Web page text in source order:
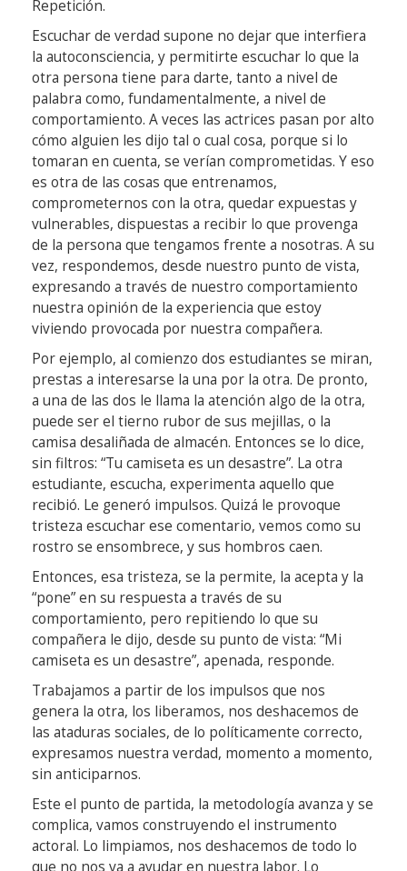
Repetición.
Escuchar de verdad supone no dejar que interfiera
la autoconsciencia, y permitirte escuchar lo que la
otra persona tiene para darte, tanto a nivel de
palabra como, fundamentalmente, a nivel de
comportamiento. A veces las actrices pasan por alto
cómo alguien les dijo tal o cual cosa, porque si lo
tomaran en cuenta, se verían comprometidas. Y eso
es otra de las cosas que entrenamos,
comprometernos con la otra, quedar expuestas y
vulnerables, dispuestas a recibir lo que provenga
de la persona que tengamos frente a nosotras. A su
vez, respondemos, desde nuestro punto de vista,
expresando a través de nuestro comportamiento
nuestra opinión de la experiencia que estoy
viviendo provocada por nuestra compañera.
Por ejemplo, al comienzo dos estudiantes se miran,
prestas a interesarse la una por la otra. De pronto,
a una de las dos le llama la atención algo de la otra,
puede ser el tierno rubor de sus mejillas, o la
camisa desaliñada de almacén. Entonces se lo dice,
sin filtros: “Tu camiseta es un desastre”. La otra
estudiante, escucha, experimenta aquello que
recibió. Le generó impulsos. Quizá le provoque
tristeza escuchar ese comentario, vemos como su
rostro se ensombrece, y sus hombros caen.
Entonces, esa tristeza, se la permite, la acepta y la
“pone” en su respuesta a través de su
comportamiento, pero repitiendo lo que su
compañera le dijo, desde su punto de vista: “Mi
camiseta es un desastre”, apenada, responde.
Trabajamos a partir de los impulsos que nos
genera la otra, los liberamos, nos deshacemos de
las ataduras sociales, de lo políticamente correcto,
expresamos nuestra verdad, momento a momento,
sin anticiparnos.
Este el punto de partida, la metodología avanza y se
complica, vamos construyendo el instrumento
actoral. Lo limpiamos, nos deshacemos de todo lo
que no nos va a ayudar en nuestra labor. Lo